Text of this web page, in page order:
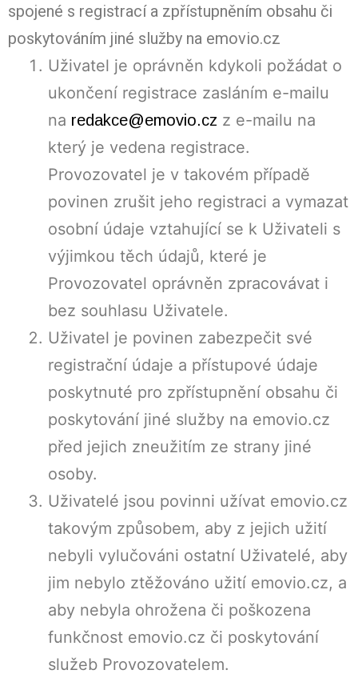
spojené s registrací a zpřístupněním obsahu či
poskytováním jiné služby na emovio.cz
Uživatel je oprávněn kdykoli požádat o
ukončení registrace zasláním e-mailu
na redakce@emovio.cz z e-mailu na
který je vedena registrace.
Provozovatel je v takovém případě
povinen zrušit jeho registraci a vymazat
osobní údaje vztahující se k Uživateli s
výjimkou těch údajů, které je
Provozovatel oprávněn zpracovávat i
bez souhlasu Uživatele.
Uživatel je povinen zabezpečit své
registrační údaje a přístupové údaje
poskytnuté pro zpřístupnění obsahu či
poskytování jiné služby na emovio.cz
před jejich zneužitím ze strany jiné
osoby.
Uživatelé jsou povinni užívat emovio.cz
takovým způsobem, aby z jejich užití
nebyli vylučováni ostatní Uživatelé, aby
jim nebylo ztěžováno užití emovio.cz, a
aby nebyla ohrožena či poškozena
funkčnost emovio.cz či poskytování
služeb Provozovatelem.